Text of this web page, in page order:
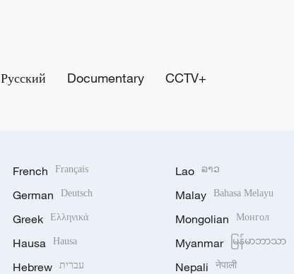
Русский Documentary CCTV+
French Français
German Deutsch
Greek Ελληνικά
Hausa Hausa
Hebrew עברית
Lao ລາວ
Malay Bahasa Melayu
Mongolian Монгол
Myanmar မြန်မာဘာသာ
Nepali नेपाली